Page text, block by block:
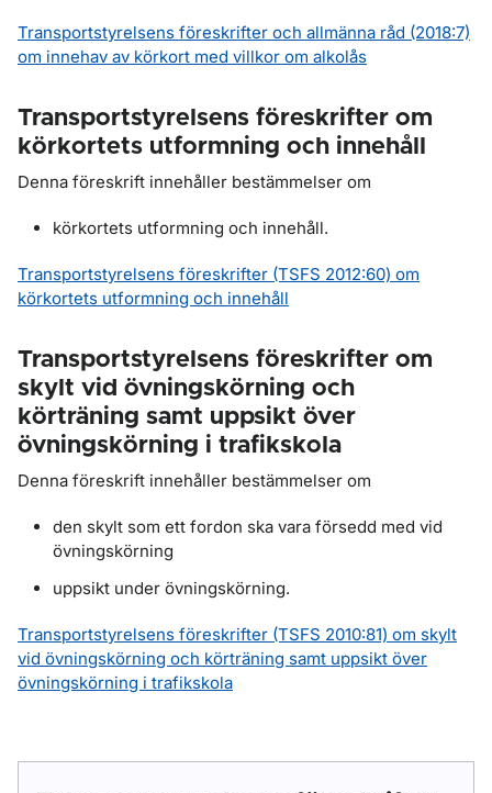
Transportstyrelsens föreskrifter och allmänna råd (2018:7)
om innehav av körkort med villkor om alkolås
Transportstyrelsens föreskrifter om
körkortets utformning och innehåll
Denna föreskrift innehåller bestämmelser om
körkortets utformning och innehåll.
Transportstyrelsens föreskrifter (TSFS 2012:60) om
körkortets utformning och innehåll
Transportstyrelsens föreskrifter om
skylt vid övningskörning och
körträning samt uppsikt över
övningskörning i trafikskola
Denna föreskrift innehåller bestämmelser om
den skylt som ett fordon ska vara försedd med vid
övningskörning
uppsikt under övningskörning.
Transportstyrelsens föreskrifter (TSFS 2010:81) om skylt
vid övningskörning och körträning samt uppsikt över
övningskörning i trafikskola